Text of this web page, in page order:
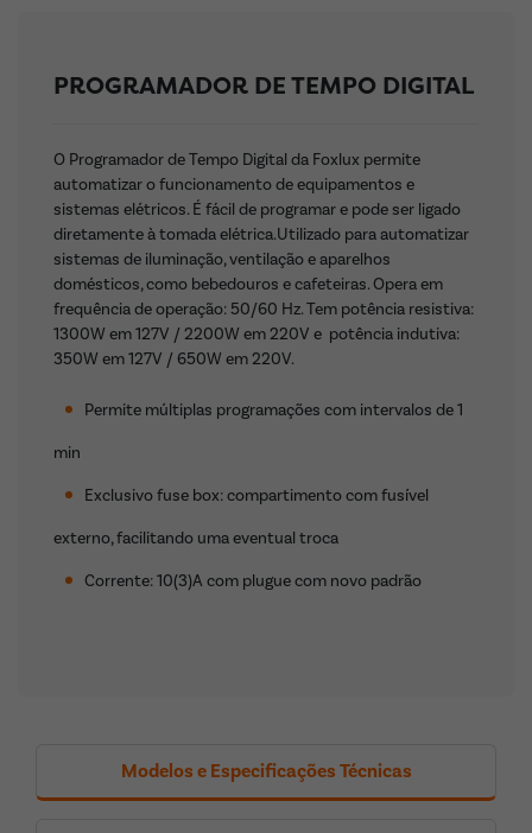
PROGRAMADOR DE TEMPO DIGITAL
O Programador de Tempo Digital da Foxlux permite
automatizar o funcionamento de equipamentos e
sistemas elétricos. É fácil de programar e pode ser ligado
diretamente à tomada elétrica.Utilizado para automatizar
sistemas de iluminação, ventilação e aparelhos
domésticos, como bebedouros e cafeteiras. Opera em
frequência de operação: 50/60 Hz. Tem potência resistiva:
1300W em 127V / 2200W em 220V e potência indutiva:
350W em 127V / 650W em 220V.
Permite múltiplas programações com intervalos de 1
min
Exclusivo fuse box: compartimento com fusível
externo, facilitando uma eventual troca
Corrente: 10(3)A com plugue com novo padrão
Modelos e Especificações Técnicas